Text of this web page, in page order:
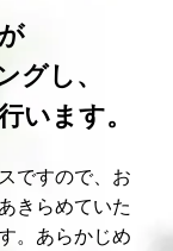
し、
います。
ですので、お
きらめていた
。あらかじめ